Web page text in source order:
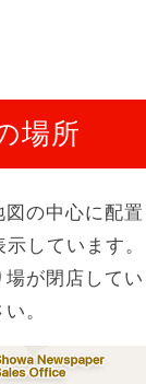
場所
の中心に配
しています。
が閉店して
。